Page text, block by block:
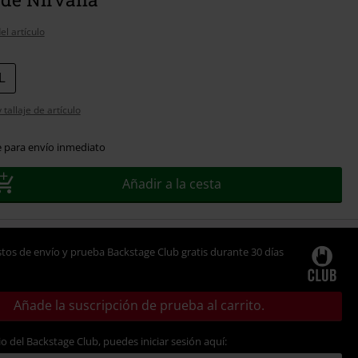
artículo
tallaje de artículo
para envío inmediato
Añadir a la cesta
de envío y prueba Backstage Club gratis durante 30 días
Añade la suscripción de prueba al carrito.
del Backstage Club, puedes iniciar sesión aquí: